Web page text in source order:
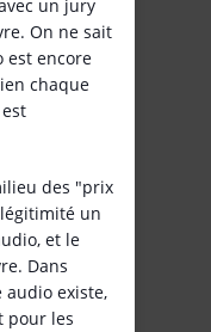
un jury
On ne sait
est encore
chaque
des "prix
un
et le
Dans
audio existe,
pour les